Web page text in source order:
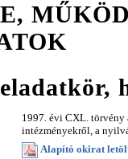
1997. évi CXL. törvény
intézményekről, a
Alapító okirat